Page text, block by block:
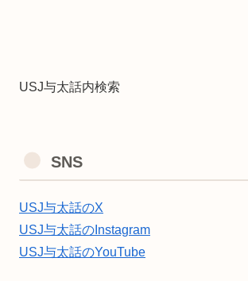
USJ与太話内検索
SNS
USJ与太話のX
USJ与太話のInstagram
USJ与太話のYouTube